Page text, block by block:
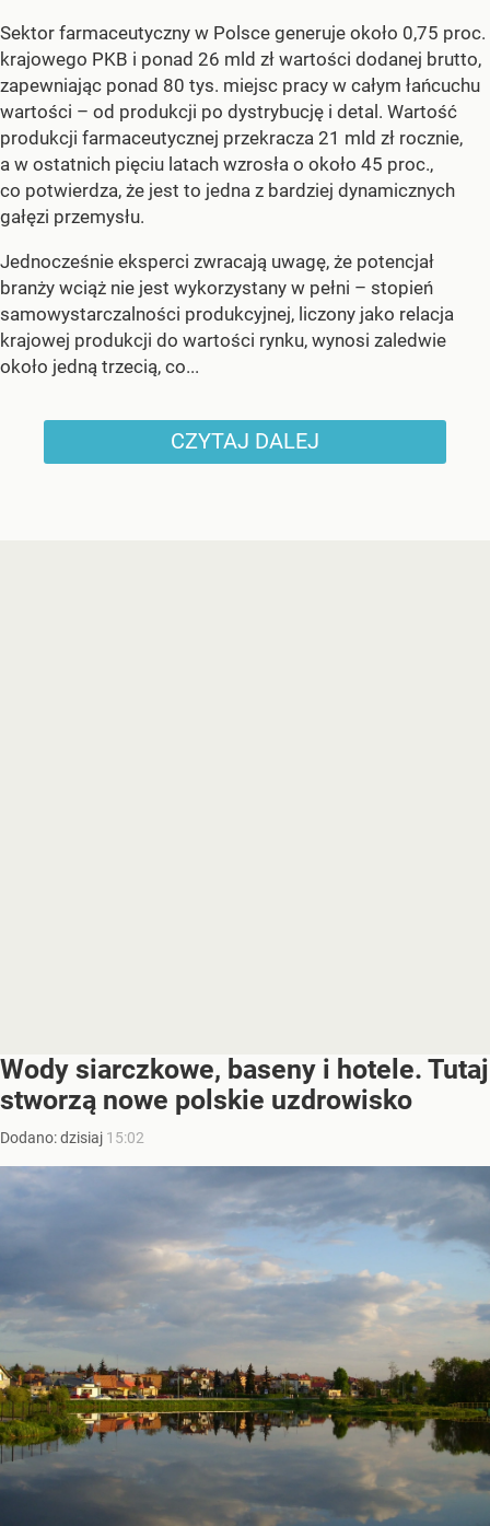
Sektor farmaceutyczny w Polsce generuje około 0,75 proc.
krajowego PKB i ponad 26 mld zł wartości dodanej brutto,
zapewniając ponad 80 tys. miejsc pracy w całym łańcuchu
wartości – od produkcji po dystrybucję i detal. Wartość
produkcji farmaceutycznej przekracza 21 mld zł rocznie,
a w ostatnich pięciu latach wzrosła o około 45 proc.,
co potwierdza, że jest to jedna z bardziej dynamicznych
gałęzi przemysłu.
Jednocześnie eksperci zwracają uwagę, że potencjał
branży wciąż nie jest wykorzystany w pełni – stopień
samowystarczalności produkcyjnej, liczony jako relacja
krajowej produkcji do wartości rynku, wynosi zaledwie
około jedną trzecią, co...
CZYTAJ DALEJ
Wody siarczkowe, baseny i hotele. Tutaj
stworzą nowe polskie uzdrowisko
Dodano:dzisiaj 15:02